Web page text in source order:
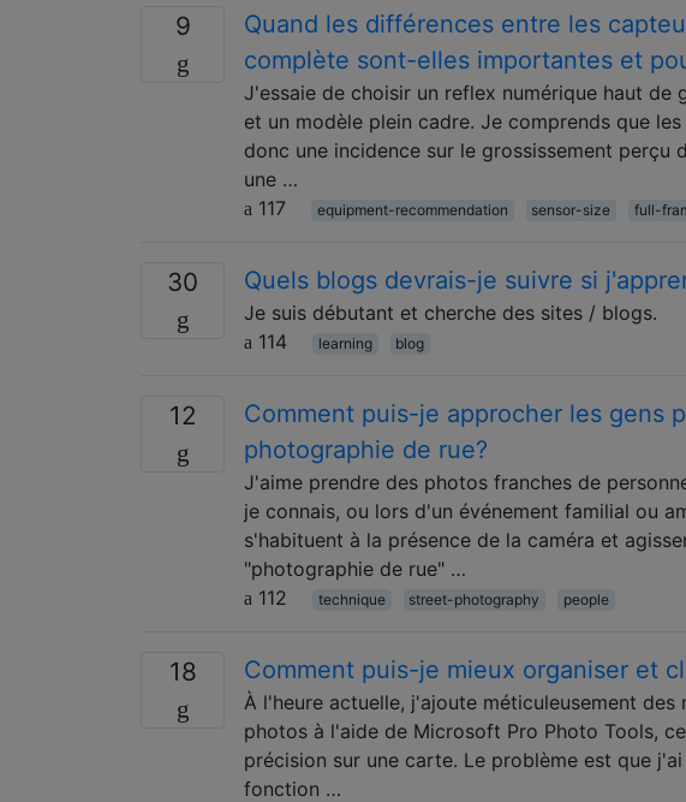
9
Quand les différences entre les
complète sont-elles importantes et
J'essaie de choisir un reflex numérique haut
et un modèle plein cadre. Je comprends que
donc une incidence sur le grossissement perçu
une …
117
equipment-recommendation sensor-size full-
30 Quels blogs devrais-je suivre si
Je suis débutant et cherche des sites / blogs.
114
learning blog
12
Comment puis-je approcher les gens
photographie de rue?
J'aime prendre des photos franches de
je connais, ou lors d'un événement familial ou
s'habituent à la présence de la caméra et
"photographie de rue" …
112
technique street-photography people
18 Comment puis-je mieux organiser et
À l'heure actuelle, j'ajoute méticuleusement des
photos à l'aide de Microsoft Pro Photo Tools,
précision sur une carte. Le problème est que
fonction …